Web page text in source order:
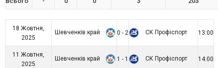
18 Жовтня,
2025
Шевченків край 0 - 2 СК Профіспорт 13:00
11 Жовтня,
2025
Шевченків край 1 - 1 СК Профіспорт 14:00